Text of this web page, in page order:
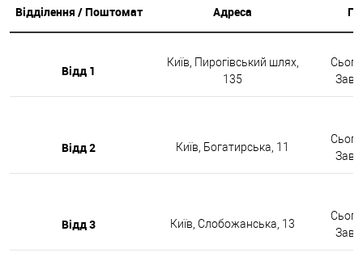
Відділення / Поштомат Адреса
Відд 1
Київ, Пирогівський шлях,
135
Відд 2 Київ, Богатирська, 11
Відд 3 Київ, Слобожанська, 13